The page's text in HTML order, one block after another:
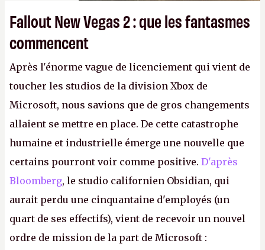
Fallout New Vegas 2 : que les fantasmes
commencent
Après l'énorme vague de licenciement qui vient de
toucher les studios de la division Xbox de
Microsoft, nous savions que de gros changements
allaient se mettre en place. De cette catastrophe
humaine et industrielle émerge une nouvelle que
certains pourront voir comme positive. D'après
Bloomberg, le studio californien Obsidian, qui
aurait perdu une cinquantaine d'employés (un
quart de ses effectifs), vient de recevoir un nouvel
ordre de mission de la part de Microsoft :